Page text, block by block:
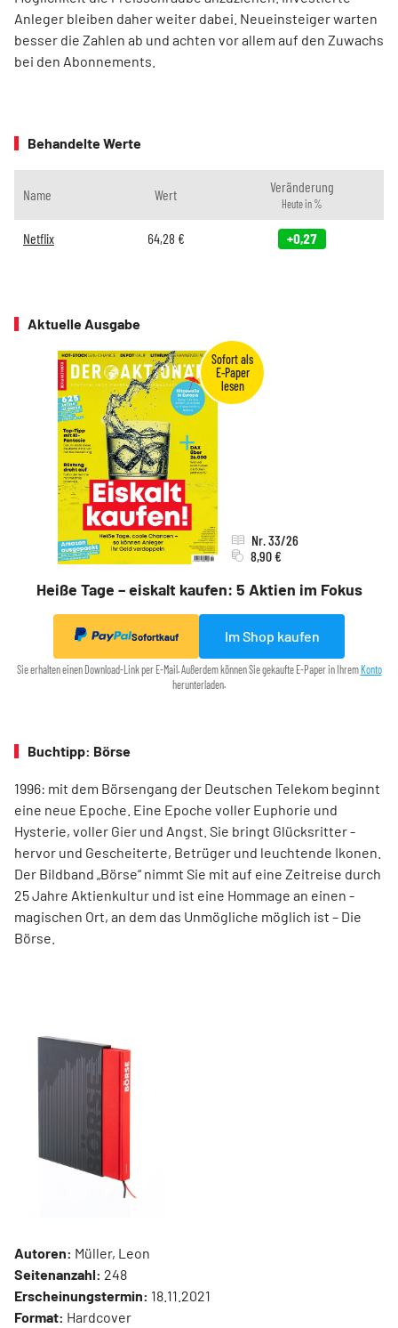
Anleger bleiben daher weiter dabei. Neueinsteiger warten
besser die Zahlen ab und achten vor allem auf den Zuwachs
bei den Abonnements.
Behandelte Werte
Name Wert Veränderung
Heute in %
Netflix 64,28 € +0,27
Aktuelle Ausgabe
Heiße Tage – eiskalt kaufen: 5 Aktien im Fokus
Nr. 33/26
8,90 €
Sofortkauf Im Shop kaufen
Sie erhalten einen Download-Link per E-Mail. Außerdem können Sie gekaufte E-Paper in Ihrem Konto
herunterladen.
Buchtipp: Börse
1996: mit dem ­Börsen­­gang der Deutschen Telekom ­beginnt
eine neue ­Epoche. Eine Epoche voller ­Euphorie und
Hysterie, ­voller Gier und Angst. Sie bringt Glücksritter ­
hervor und ­Gescheiterte, ­Betrüger und leuchtende Ikonen.
Der Bildband ­„Börse“ nimmt Sie mit auf eine Zeit­reise durch
25 Jahre Aktienkultur und ist eine Hommage an ­einen ­
magischen Ort, an dem das Unmögliche ­möglich ist – Die
Börse.
Autoren: Müller, Leon
Seitenanzahl: 248
Erscheinungstermin: 18.11.2021
Format: Hardcover